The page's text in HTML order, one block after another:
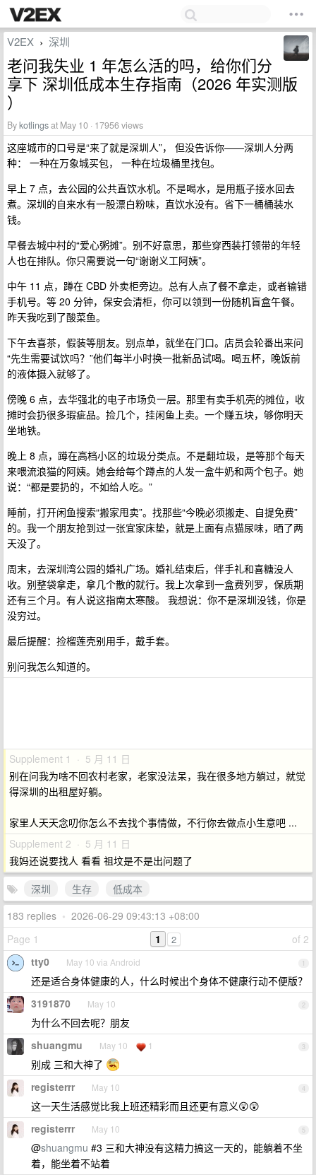
V2EX › 深圳
老问我失业 1 年怎么活的吗，给你们分
享下 深圳低成本生存指南（2026 年实测版
）
Bykotlingsat May 10 · 17956 views
这座城市的口号是“来了就是深圳人”， 但没告诉你——深圳人分两
种： 一种在万象城买包， 一种在垃圾桶里找包。
早上 7 点，去公园的公共直饮水机。不是喝水，是用瓶子接水回去
煮。深圳的自来水有一股漂白粉味，直饮水没有。省下一桶桶装水
钱。
早餐去城中村的“爱心粥摊”。别不好意思，那些穿西装打领带的年轻
人也在排队。你只需要说一句“谢谢义工阿姨”。
中午 11 点，蹲在 CBD 外卖柜旁边。总有人点了餐不拿走，或者输错
手机号。等 20 分钟，保安会清柜，你可以领到一份随机盲盒午餐。
昨天我吃到了酸菜鱼。
下午去喜茶，假装等朋友。别点单，就坐在门口。店员会轮番出来问
“先生需要试饮吗？”他们每半小时换一批新品试喝。喝五杯，晚饭前
的液体摄入就够了。
傍晚 6 点，去华强北的电子市场负一层。那里有卖手机壳的摊位，收
摊时会扔很多瑕疵品。捡几个，挂闲鱼上卖。一个赚五块，够你明天
坐地铁。
晚上 8 点，蹲在高档小区的垃圾分类点。不是翻垃圾，是等那个每天
来喂流浪猫的阿姨。她会给每个蹲点的人发一盒牛奶和两个包子。她
说：“都是要扔的，不如给人吃。”
睡前，打开闲鱼搜索“搬家甩卖”。找那些“今晚必须搬走、自提免费”
的。我一个朋友抢到过一张宜家床垫，就是上面有点猫尿味，晒了两
天没了。
周末，去深圳湾公园的婚礼广场。婚礼结束后，伴手礼和喜糖没人
收。别整袋拿走，拿几个散的就行。我上次拿到一盒费列罗，保质期
还有三个月。有人说这指南太寒酸。 我想说：你不是深圳没钱，你是
没穷过。
最后提醒：捡榴莲壳别用手，戴手套。
别问我怎么知道的。
Supplement 1 · 5 月 11 日
别在问我为啥不回农村老家，老家没法呆，我在很多地方躺过，就觉
得深圳的出租屋好躺。
家里人天天念叨你怎么不去找个事情做，不行你去做点小生意吧 ...
Supplement 2 · 5 月 11 日
我妈还说要找人 看看 祖坟是不是出问题了
深圳
生存
低成本
183 replies • 2026-06-29 09:43:13 +08:00
Page 1
of 2
1 2
1
tty0 May 10 via Android
还是适合身体健康的人，什么时候出个身体不健康行动不便版？
2
3191870 May 10
为什么不回去呢？朋友
3
shuangmu May 10 1
别成 三和大神了
4
registerrr May 10
这一天生活感觉比我上班还精彩而且还更有意义😲😲
5
registerrr May 10
@shuangmu #3 三和大神没有这精力搞这一天的，能躺着不坐
着，能坐着不站着